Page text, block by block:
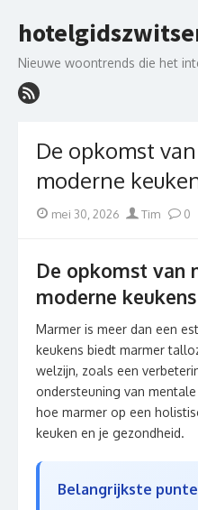
to
Nieuwe woontrends die het
De opkomst
moderne
Postedmei 30, 2026 Author
Tim 0
De opkomst van
moderne keukens
Marmer is meer dan een
keukens biedt marmer
welzijn, zoals een
ondersteuning van
hoe marmer op een
keuken en je gezondheid.
Belangrijkste